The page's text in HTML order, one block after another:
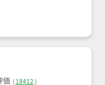
価 ( 18412 )